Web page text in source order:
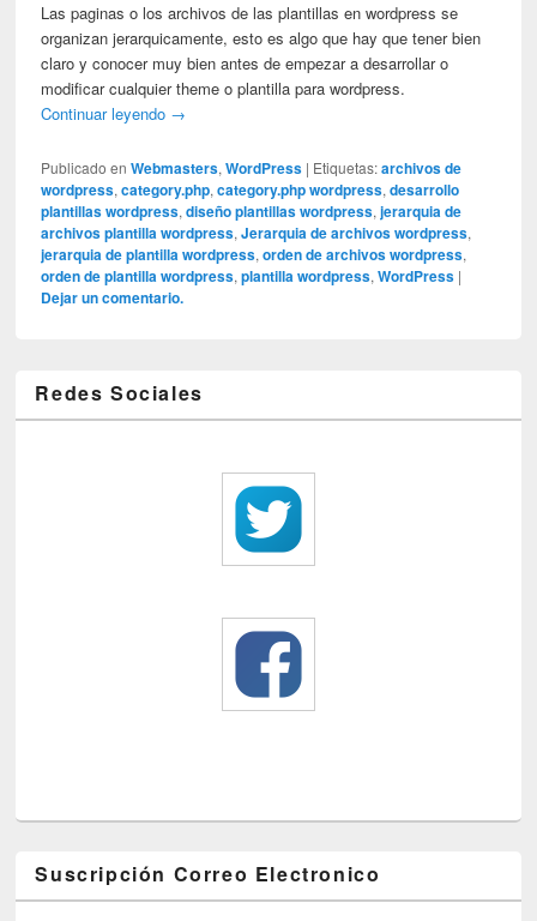
Las paginas o los archivos de las plantillas en wordpress se
organizan jerarquicamente, esto es algo que hay que tener bien
claro y conocer muy bien antes de empezar a desarrollar o
modificar cualquier theme o plantilla para wordpress.
Continuar leyendo →
Publicado en Webmasters,WordPress | Etiquetas: archivos de
wordpress,category.php,category.php wordpress,desarrollo
plantillas wordpress,diseño plantillas wordpress,jerarquia de
archivos plantilla wordpress,Jerarquia de archivos wordpress,
jerarquia de plantilla wordpress,orden de archivos wordpress,
orden de plantilla wordpress,plantilla wordpress,WordPress |
Dejar un comentario.
Redes Sociales
Suscripción Correo Electronico